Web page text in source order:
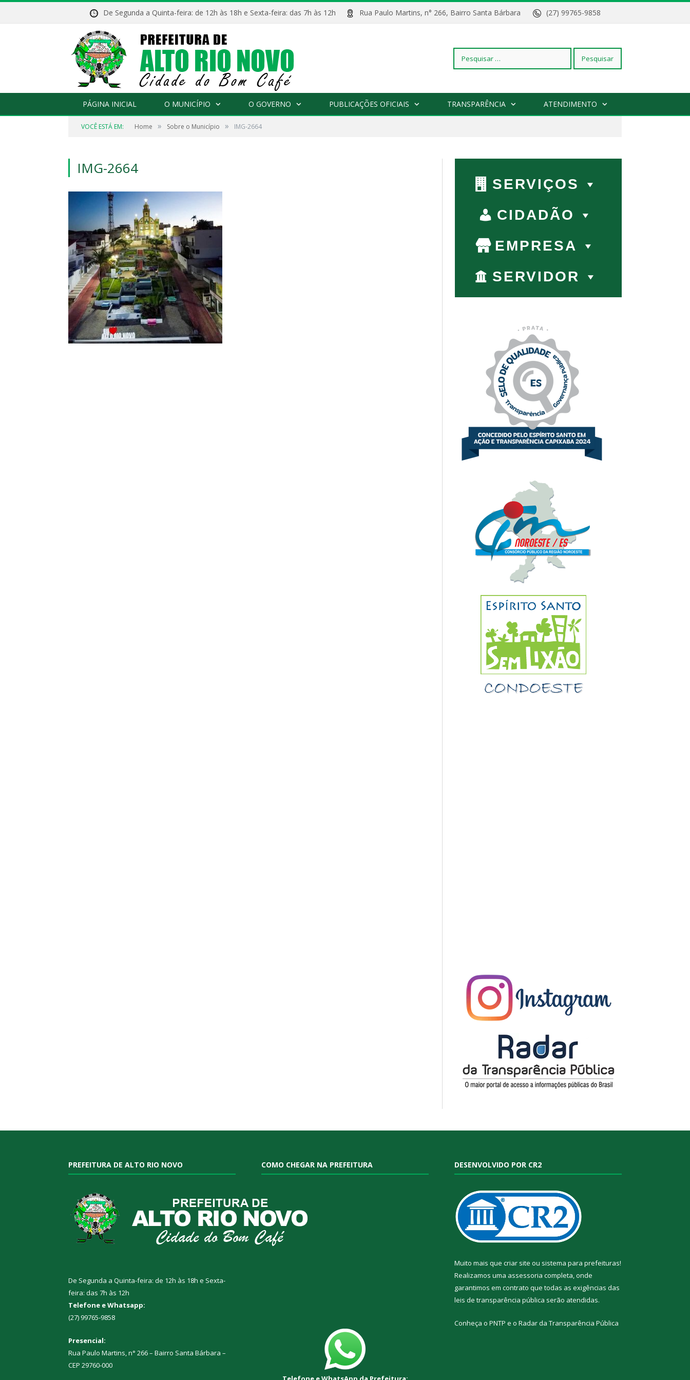
De Segunda a Quinta-feira: de 12h às 18h e Sexta-feira: das 7h às 12h Rua Paulo Martins, n° 266, Bairro Santa Bárbara (27) 99765-9858
Pesquisar
PÁGINA INICIAL O MUNICÍPIO O GOVERNO PUBLICAÇÕES OFICIAIS TRANSPARÊNCIA ATENDIMENTO
VOCÊ ESTÁ EM: Home » Sobre o Município » IMG-2664
IMG-2664
SERVIÇOS
CIDADÃO
EMPRESA
SERVIDOR
PREFEITURA DE ALTO RIO NOVO
De Segunda a Quinta-feira: de 12h às 18h e Sexta-
feira: das 7h às 12h
Telefone e Whatsapp:
(27) 99765-9858
Presencial:
Rua Paulo Martins, n° 266 – Bairro Santa Bárbara –
CEP 29760-000
COMO CHEGAR NA PREFEITURA DESENVOLVIDO POR CR2
Muito mais que criar site ou sistema para prefeituras!
Realizamos uma assessoria completa, onde
garantimos em contrato que todas as exigências das
leis de transparência pública serão atendidas.
Conheça o PNTP e o Radar da Transparência Pública